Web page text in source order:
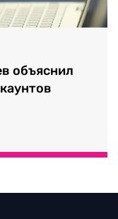
объяснил